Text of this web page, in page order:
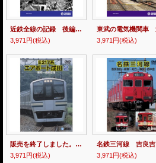
近鉄全線の記録 後編 【DVD】販売終了しました
3,971円(税込)
3,971円(税込)
販売を終了しました。 E217系エアポート成田2 東京ー成田空港 【DVD】
3,971円(税込)
3,971円(税込)